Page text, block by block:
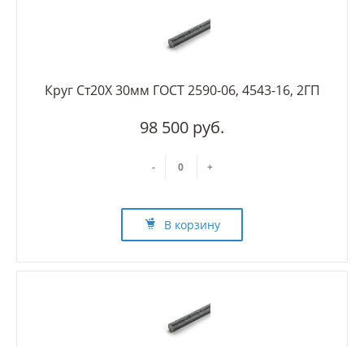
Круг Ст20Х 30мм ГОСТ 2590-06, 4543-16, 2ГП
98 500 руб.
- +
В корзину